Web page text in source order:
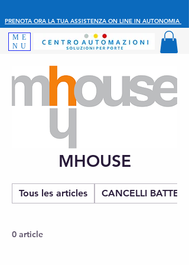
PRENOTA ORA LA TUA ASSISTENZA ON LINE IN AUTONOMIA
ME
NU
MHOUSE
Tous les articles CANCELLI
0 article